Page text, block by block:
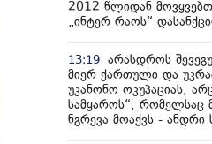
2012 წლიდან
„ინტერ რაოს“
13:19 არასდროს
მიერ ქართული და
უკანონო ოკუპაციას,
სამყაროს“,
ნგრევა მოაქვს - ანდრი